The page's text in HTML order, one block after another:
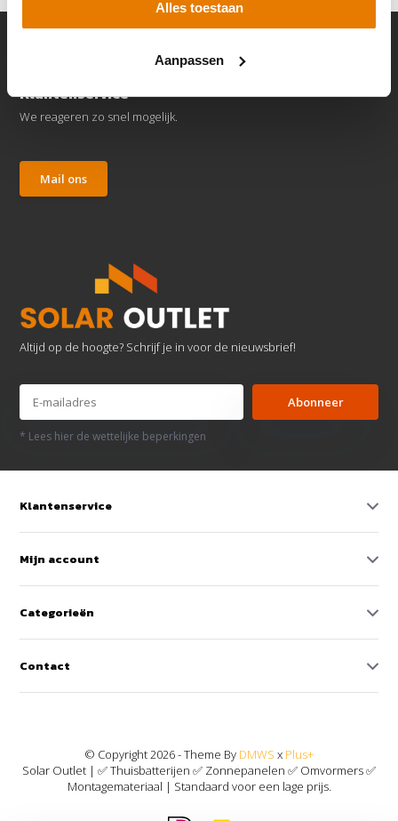
Alles toestaan
Aanpassen
Klantenservice
We reageren zo snel mogelijk.
Mail ons
Altijd op de hoogte? Schrijf je in voor de nieuwsbrief!
Abonneer
* Lees hier de wettelijke beperkingen
Klantenservice
Mijn account
Categorieën
Contact
© Copyright 2026 - Theme By DMWS x Plus+
Solar Outlet | ✅ Thuisbatterijen ✅ Zonnepanelen ✅ Omvormers ✅
Montagemateriaal | Standaard voor een lage prijs.